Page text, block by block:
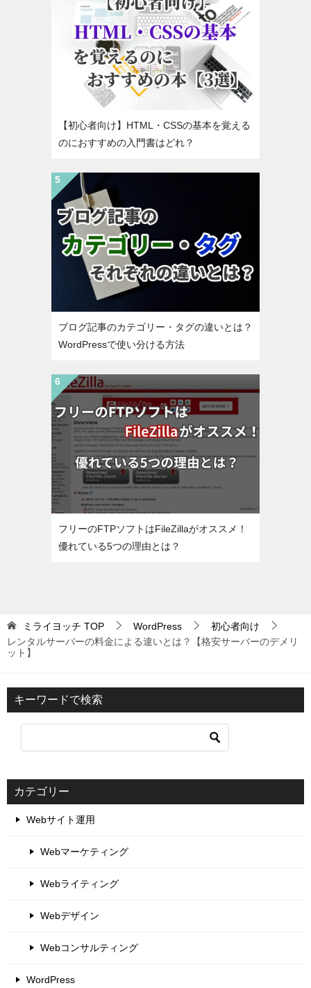
【初心者向け】HTML・CSSの基本を覚える
のにおすすめの入門書はどれ？
ブログ記事のカテゴリー・タグの違いとは？
WordPressで使い分ける方法
フリーのFTPソフトはFileZillaがオススメ！
優れている5つの理由とは？
ミライヨッチ TOP WordPress
初心者向け
レンタルサーバーの料金による違いとは？【格安サーバーのデメリ
ット】
キーワードで検索
カテゴリー
Webサイト運用
Webマーケティング
Webライティング
Webデザイン
Webコンサルティング
WordPress